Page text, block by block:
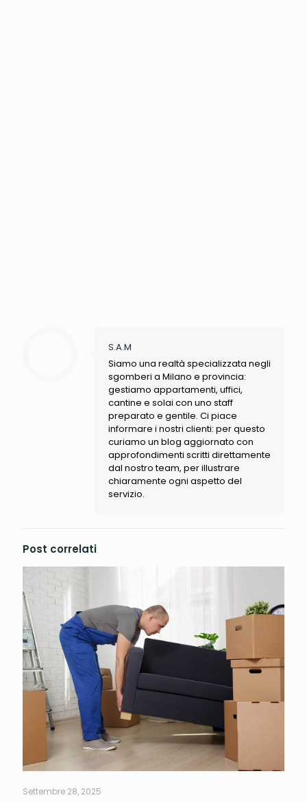
S.A.M
Siamo una realtà specializzata negli
sgomberi a Milano e provincia:
gestiamo appartamenti, uffici,
cantine e solai con uno staff
preparato e gentile. Ci piace
informare i nostri clienti: per questo
curiamo un blog aggiornato con
approfondimenti scritti direttamente
dal nostro team, per illustrare
chiaramente ogni aspetto del
servizio.
Post correlati
Settembre 28, 2025